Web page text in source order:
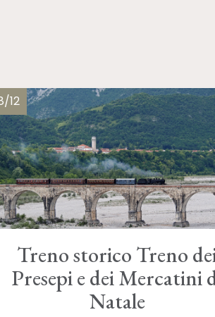
12
Treno storico Treno
Presepi e dei Mercatini
Natale